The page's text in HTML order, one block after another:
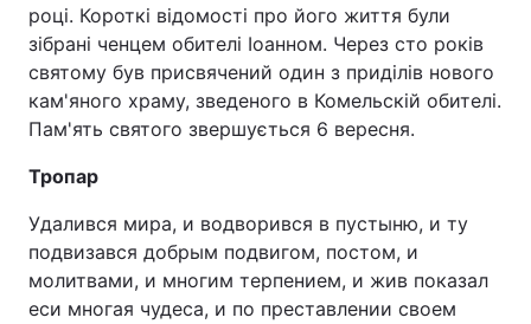
році. Короткі відомості про його життя були
зібрані ченцем обителі Іоанном. Через сто років
святому був присвячений один з приділів нового
кам'яного храму, зведеного в Комельскій обителі.
Пам'ять святого звершується 6 вересня.
Тропар
Удалився мира, и водворився в пустыню, и ту
подвизався добрым подвигом, постом, и
молитвами, и многим терпением, и жив показал
еси многая чудеса, и по преставлении своем